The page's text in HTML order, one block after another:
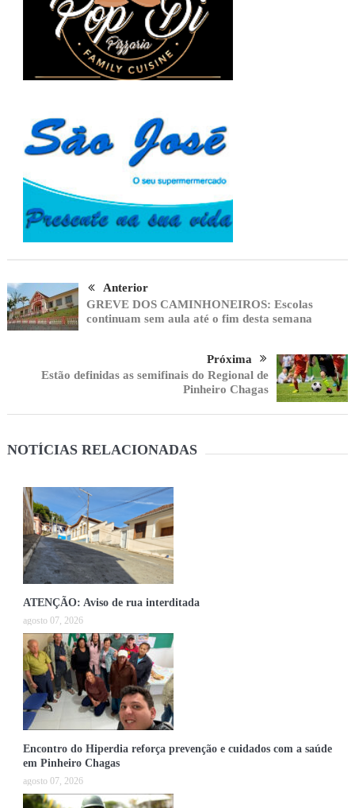
Anterior
GREVE DOS CAMINHONEIROS: Escolas
continuam sem aula até o fim desta semana
Próxima
Estão definidas as semifinais do Regional de
Pinheiro Chagas
NOTÍCIAS RELACIONADAS
ATENÇÃO: Aviso de rua interditada
agosto 07, 2026
Encontro do Hiperdia reforça prevenção e cuidados com a saúde
em Pinheiro Chagas
agosto 07, 2026